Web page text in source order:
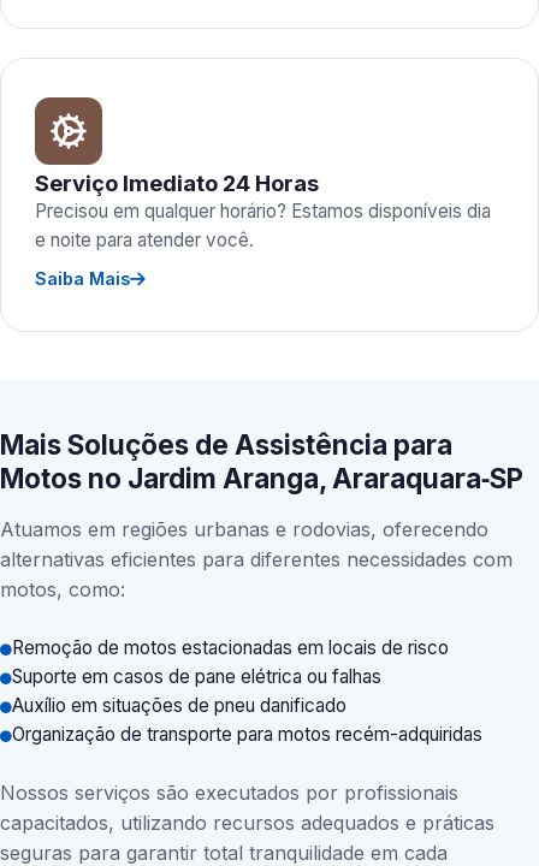
Serviço Imediato 24 Horas
Precisou em qualquer horário? Estamos disponíveis dia
e noite para atender você.
Saiba Mais
Mais Soluções de Assistência para
Motos no Jardim Aranga, Araraquara‑SP
Atuamos em regiões urbanas e rodovias, oferecendo
alternativas eficientes para diferentes necessidades com
motos, como:
Remoção de motos estacionadas em locais de risco
Suporte em casos de pane elétrica ou falhas
Auxílio em situações de pneu danificado
Organização de transporte para motos recém-adquiridas
Nossos serviços são executados por profissionais
capacitados, utilizando recursos adequados e práticas
seguras para garantir total tranquilidade em cada